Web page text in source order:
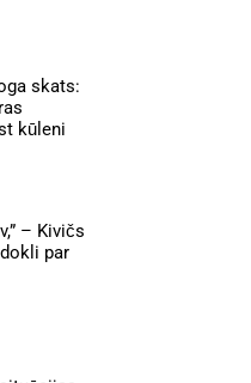
skats:
kūleni
– Kivičs
par